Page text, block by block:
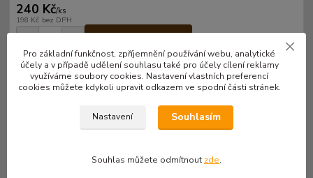
240 Kč/ks
198 Kč bez DPH
Číslo produktu:
Kompletní specifikace
Ø 18cm
Pro základní funkčnost, zpříjemnění používání webu, analytické
účely a v případě udělení souhlasu také pro účely cílení reklamy
využíváme soubory cookies. Nastavení vlastních preferencí
cookies můžete kdykoli upravit odkazem ve spodní části stránek.
Nastavení Souhlasím
Souhlas můžete odmítnout zde.